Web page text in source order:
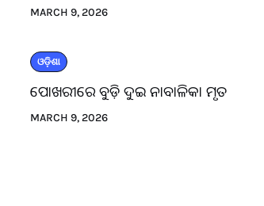
MARCH 9, 2026
ଓଡ଼ିଶା
ପୋଖରୀରେ ବୁଡ଼ି ଦୁଇ ନାବାଳିକା ମୃତ
MARCH 9, 2026